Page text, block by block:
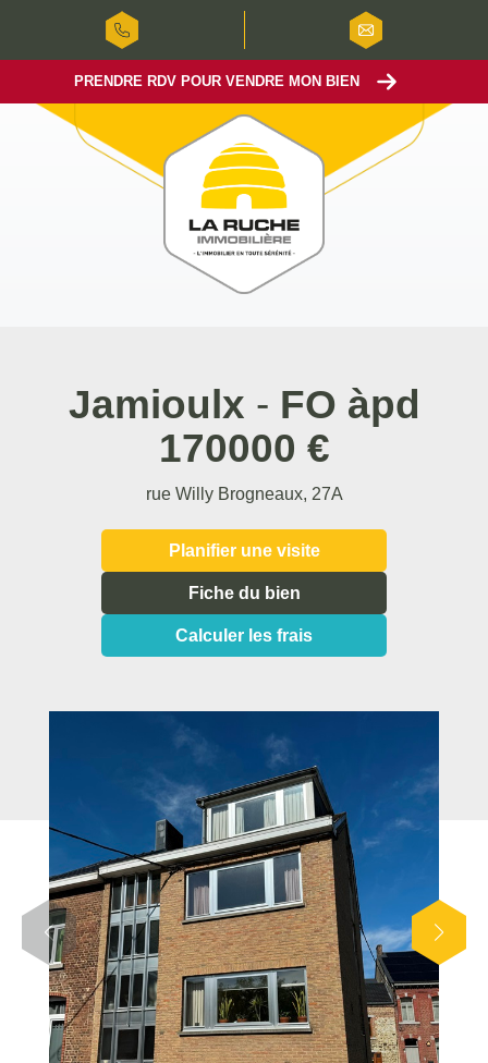
PRENDRE RDV POUR VENDRE MON BIEN
Jamioulx - FO àpd
170000 €
rue Willy Brogneaux, 27A
Planifier une visite
Fiche du bien
Calculer les frais